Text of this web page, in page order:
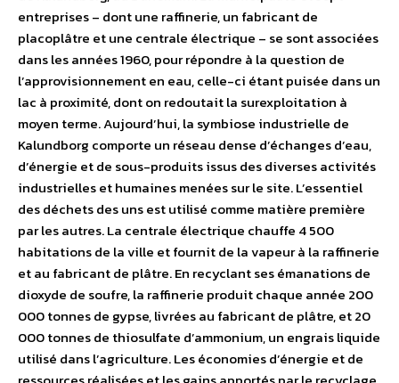
entreprises – dont une raffinerie, un fabricant de
placoplâtre et une centrale électrique – se sont associées
dans les années 1960, pour répondre à la question de
l’approvisionnement en eau, celle-ci étant puisée dans un
lac à proximité, dont on redoutait la surexploitation à
moyen terme. Aujourd’hui, la symbiose industrielle de
Kalundborg comporte un réseau dense d’échanges d’eau,
d’énergie et de sous-produits issus des diverses activités
industrielles et humaines menées sur le site. L’essentiel
des déchets des uns est utilisé comme matière première
par les autres. La centrale électrique chauffe 4 500
habitations de la ville et fournit de la vapeur à la raffinerie
et au fabricant de plâtre. En recyclant ses émanations de
dioxyde de soufre, la raffinerie produit chaque année 200
000 tonnes de gypse, livrées au fabricant de plâtre, et 20
000 tonnes de thiosulfate d’ammonium, un engrais liquide
utilisé dans l’agriculture. Les économies d’énergie et de